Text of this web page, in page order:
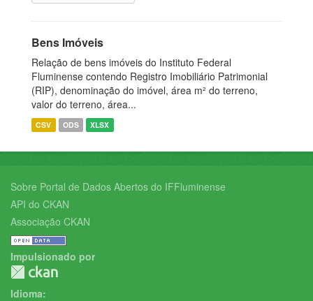
Bens Imóveis
Relação de bens imóveis do Instituto Federal
Fluminense contendo Registro Imobiliário Patrimonial
(RIP), denominação do imóvel, área m² do terreno,
valor do terreno, área...
CSV ODS XLSX
Sobre Portal de Dados Abertos do IFFluminense
API do CKAN
Associação CKAN
Impulsionado por
Idioma